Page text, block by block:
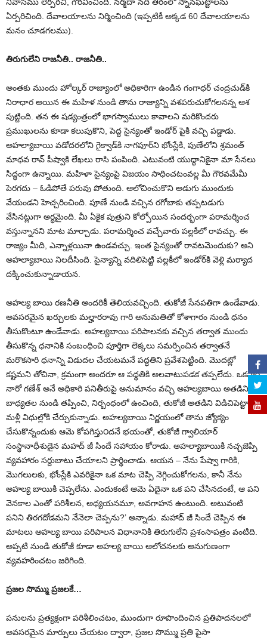
ఏర్పరిచింది. దేవాలయాలను నిర్మించింది (ఇప్పటికీ అక్కడ 60 దేవాలయాలను
మనం చూడగలము).
తిరుగులేని రాజనీతి.. రాజనీతి..
అంతకు ముందు హోల్కర్ రాజ్యాంలో అధికారిగా ఉండిన గంగాధర్ చంద్రచుడ్‌కి
నిరాధార అయిన ఈ మహిళ నుండి తాను రాజ్యాన్ని వశపరుచుకోగలనన్న ఆశ
పుట్టింది. తన ఈ షడ్యంత్రంలో భాగస్వాములు కావాలని మరికొందరు
ప్రముఖులను కూడా కలుపుకొని, పెద్ద సైన్యంతో ఇండోర్ పైకి వచ్చి పడ్డాడు.
అహల్యాబాయి వడోదరలోని గైక్వాడ్‌కి నాగపూర్‌ని భోంస్లేకి, పుణేలోని శ్రమంత్
మాధవ రావ్ పీష్వాకి లేఖలు రాసి పంపింది. ఎటువంటి యుద్ధానికైనా మా సేనలు
సిద్ధంగా ఉన్నాయి. మహిళా సైన్యంపై విజయం సాధించటంవల్ల మీ గౌరవమేమీ
పెరగదు – ఓడిపోతే పరువు పోతుంది. ఆలోచించుకొని అడుగు ముందుకు
వేయండని హెచ్చరించింది. పూణే నుండి వచ్చిన రగోబాకు తప్పటడుగు
వేసినట్లుగా అర్థమైంది. మీ ఏకైక పుత్రుని కోల్పోయిన సందర్భంగా పరామర్శించ
వస్తున్నానని మాట మార్చాడు. పరామర్శించ వచ్చేవారు పల్లకీలో రావచ్చు. ఈ
రాజ్యం మీది, ఎన్నాళ్లయినా ఉండవచ్చు. ఇంత సైన్యంతో రావటమెందుకు? అని
అహల్యాబాయి నిలదీసింది. సైన్యాన్ని వదిలిపెట్టి పల్లకీలో ఇండోర్‌కి వెళ్లి మర్యాద
దక్కించుకున్నాడాయన.
అహల్య బాయి రణనీతి అందరికీ తెలియవచ్చింది. తుకోజీ సేనపతిగా ఉండేవాడు.
అవసరమైన ఖర్చులకు మల్హారరావు గారి అనుమతితో కోశాగారం నుండి ధనం
తీసుకొంటూ ఉండేవాడు. అహల్యబాయి పరిపాలనకు వచ్చిన తర్వాత ముందు
తీసుకొన్న ధనానికి సంబంధించి పూర్తిగా లెక్కలు సమర్పించిన తర్వాతనే
మరొకసారి ధనాన్ని విడుదల చేయటమనే పద్ధతిని ప్రవేశపెట్టింది. మొదట్లో
కష్టమని తోచినా, క్రమంగా అందరూ ఆ పద్థతికి అలవాటుపడక తప్పలేదు. ఒకసారి
నారో గణేశ్ అనే అధికారి పనితీరుపై అనుమానం వచ్చి అహల్యబాయి అతడిని
బాధ్యతల నుండి తప్పించి, నిర్బంధంలో ఉంచింది, తుకోజీ అతడిని విడిచిపెట్టాడు.
మళ్లీ విధుల్లోకి చేర్చుకున్నాడు. అహల్యబాయి నిర్ణయంలో తాను జ్యోక్యం
చేసుకొన్నందుకు ఆమె కోపగిస్తు౦దనే భయంతో, తుకోజీ గ్వాలియార్
సంస్థానాధీశుడైన మహద్ జీ సిందే సహాయం కోరాడు. అహల్యాబాయికి నచ్చజెప్పి
వ్యవహారం సర్దుబాటు చేయాలని ప్రార్థించాడు. ఆయన – నేను పేష్వా గారికి,
మొగలులకు, భోంస్లేకి ఎవరికైనా ఒక మాట చెప్పి నెగ్గించుకోగలను, కానీ నేను
అహల్య బాయికి చెప్పలేను. ఎందుకంటే ఆమె ఏదైనా ఒక పని చేసినదంటే, ఆ పని
వెనకాల ఎంతో పరిశీలన, అధ్యయనమూ, అవగాహన ఉంటుంది. అటువంటి
పనిని తిరగదోడమని నేనెలా చెప్పను?’ అన్నాడు. మహాద్ జీ సిందే చెప్పిన ఈ
మాటలు అహల్య బాయి పరిపాలన విధానానికి తిరుగులేని ప్రశంసాపత్రం వంటిది.
అప్పటి నుండి తుకోజీ కూడా అహల్య బాయి ఆలోచనలకు అనుగుణంగా
వ్యవహరించటం జరిగింది.
ప్రజల సొమ్ము ప్రజలకే…
పనులను ప్రత్యక్షంగా పరిశీలించటం, ముందుగా రూపొందించిన ప్రతిపాదనలలో
అవసరమైన మార్పులు చేయటం ద్వారా, ప్రజల సొమ్ము ప్రతి పైసా